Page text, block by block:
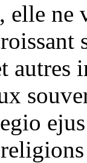
elle ne